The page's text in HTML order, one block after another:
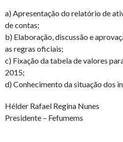
a) Apresentação do relatório de
de contas;
b) Elaboração, discussão e
as regras oficiais;
c) Fixação da tabela de valores
2015;
d) Conhecimento da situação dos
Hélder Rafael Regina Nunes
Presidente – Fefumems